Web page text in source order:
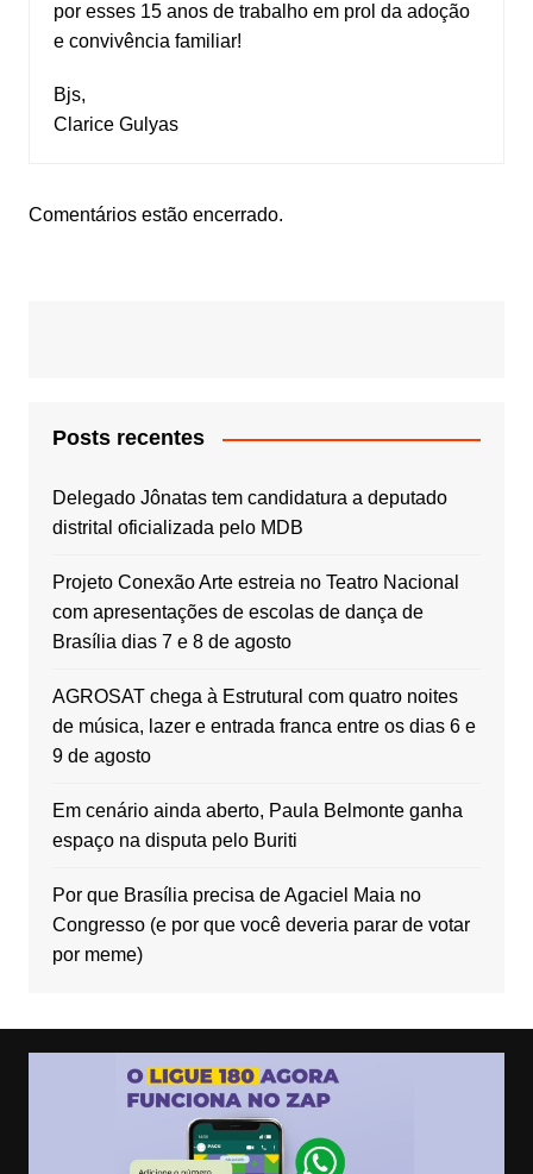
por esses 15 anos de trabalho em prol da adoção
e convivência familiar!
Bjs,
Clarice Gulyas
Comentários estão encerrado.
Posts recentes
Delegado Jônatas tem candidatura a deputado
distrital oficializada pelo MDB
Projeto Conexão Arte estreia no Teatro Nacional
com apresentações de escolas de dança de
Brasília dias 7 e 8 de agosto
AGROSAT chega à Estrutural com quatro noites
de música, lazer e entrada franca entre os dias 6 e
9 de agosto
Em cenário ainda aberto, Paula Belmonte ganha
espaço na disputa pelo Buriti
Por que Brasília precisa de Agaciel Maia no
Congresso (e por que você deveria parar de votar
por meme)